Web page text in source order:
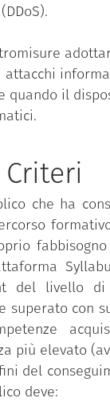
attacchi
quando il
Criteri
che ha
fabbisogno
del livello di
superato con
più elevato
del
deve: